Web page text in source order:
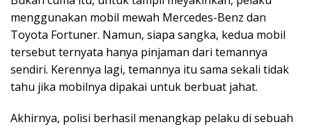
menggunakan mobil mewah Mercedes-Benz dan
Toyota Fortuner. Namun, siapa sangka, kedua mobil
tersebut ternyata hanya pinjaman dari temannya
sendiri. Kerennya lagi, temannya itu sama sekali tidak
tahu jika mobilnya dipakai untuk berbuat jahat.
Akhirnya, polisi berhasil menangkap pelaku di sebuah